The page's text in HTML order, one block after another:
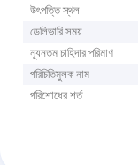
উৎপত্তি স্থল
ডেলিভারি সময়
ন্যূনতম চাহিদার পরিমাণ
পরিচিতিমুলক নাম
পরিশোধের শর্ত